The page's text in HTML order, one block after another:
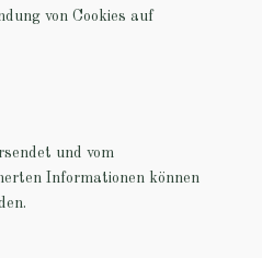
von Cookies auf
und vom
Informationen können